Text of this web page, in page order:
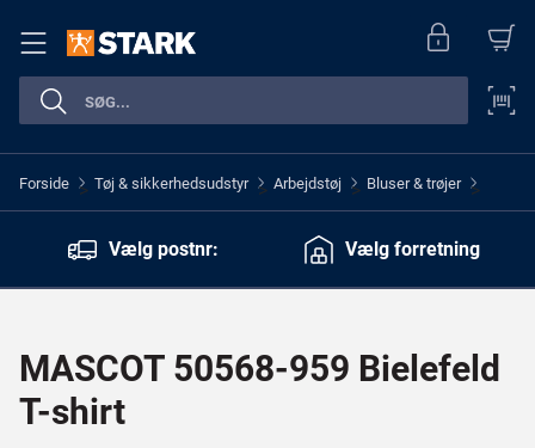
Forside > Tøj & sikkerhedsudstyr > Arbejdstøj > Bluser & trøjer >
Vælg postnr: Vælg forretning
MASCOT 50568-959 Bielefeld
T-shirt